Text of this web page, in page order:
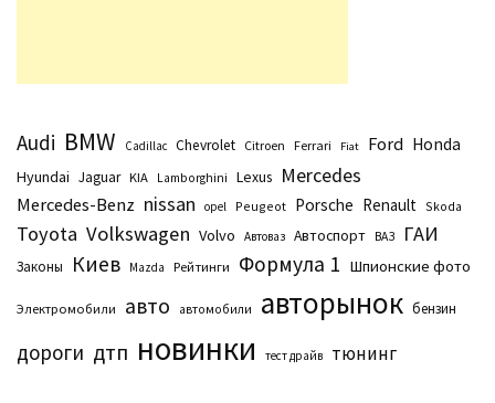
Audi BMW Cadillac Chevrolet Citroen Ferrari Fiat Ford Honda
Hyundai Jaguar KIA Lamborghini Lexus Mercedes
Mercedes-Benz nissan opel Peugeot Porsche Renault Skoda
Toyota Volkswagen Volvo Автоваз Автоспорт ВАЗ ГАИ
Законы Киев Маzda Рейтинги Формула 1 Шпионские фото
Электромобили авто автомобили авторынок бензин
дороги дтп новинки тест драйв тюнинг